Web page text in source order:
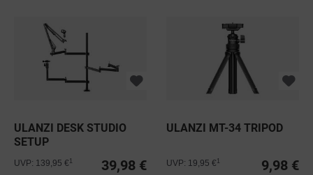
ULANZI DESK STUDIO
SETUP
39,98 €
UVP: 139,95 €
ULANZI MT-34 TRIPOD
9,98 €
UVP: 19,95 €